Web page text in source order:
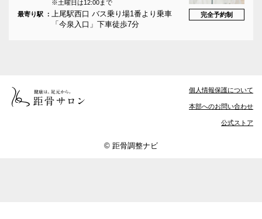
※土曜日は12:00まで
最寄り駅
上尾駅西口 バス乗り場1番より乗車
「今泉入口」下車徒歩7分
完全予約制
個人情報保護について
本部へのお問い合わせ
公式ストア
© 距骨調整ナビ